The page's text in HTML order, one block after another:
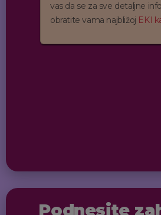
vas da se za sve detaljne
obratite vama najbližoj EKI
Podnesite